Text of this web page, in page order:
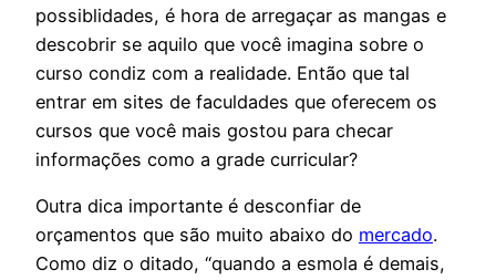
possiblidades, é hora de arregaçar as mangas e
descobrir se aquilo que você imagina sobre o
curso condiz com a realidade. Então que tal
entrar em sites de faculdades que oferecem os
cursos que você mais gostou para checar
informações como a grade curricular?
Outra dica importante é desconfiar de
orçamentos que são muito abaixo do mercado.
Como diz o ditado, “quando a esmola é demais,